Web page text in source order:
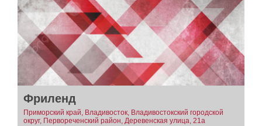
Фриленд
Приморский край, Владивосток, Владивостокский городской
округ, Первореченский район, Деревенская улица, 21а